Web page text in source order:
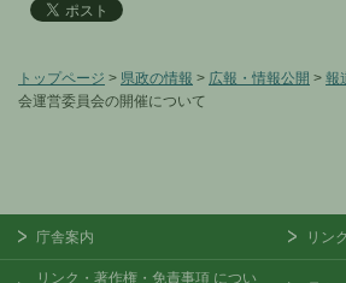
トップページ > 県政の情報 > 広報・情報公開 > 報
会運営委員会の開催について
庁舎案内 リン
リンク・著作権・免責事項 につい